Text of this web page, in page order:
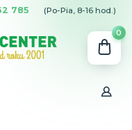
785 (Po-Pia, 8-16 hod.)
0